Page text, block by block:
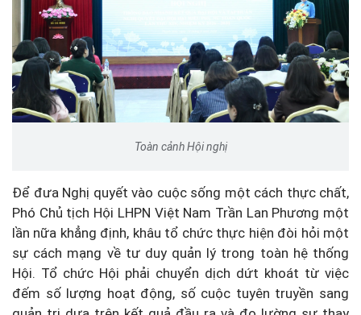
Toàn cảnh Hội nghị
Để đưa Nghị quyết vào cuộc sống một cách thực chất,
Phó Chủ tịch Hội LHPN Việt Nam Trần Lan Phương một
lần nữa khẳng định, khâu tổ chức thực hiện đòi hỏi một
sự cách mạng về tư duy quản lý trong toàn hệ thống
Hội. Tổ chức Hội phải chuyển dịch dứt khoát từ việc
đếm số lượng hoạt động, số cuộc tuyên truyền sang